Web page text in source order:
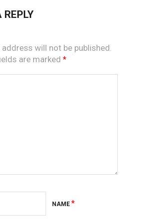
REPLY
will not be published.
are marked *
NAME *